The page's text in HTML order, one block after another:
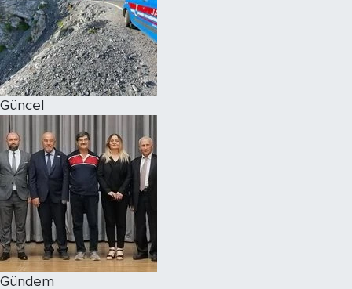
Güncel
Gündem
Magazin
Özel Haber
Politika
Resmi İlanlar
Sağlık
Spor
Turizm